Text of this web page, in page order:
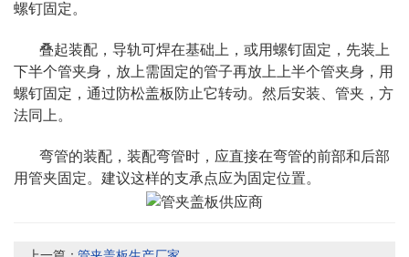
螺钉固定。
叠起装配，导轨可焊在基础上，或用螺钉固定，先装上
下半个管夹身，放上需固定的管子再放上上半个管夹身，用
螺钉固定，通过防松盖板防止它转动。然后安装、管夹，方
法同上。
弯管的装配，装配弯管时，应直接在弯管的前部和后部
用管夹固定。建议这样的支承点应为固定位置。